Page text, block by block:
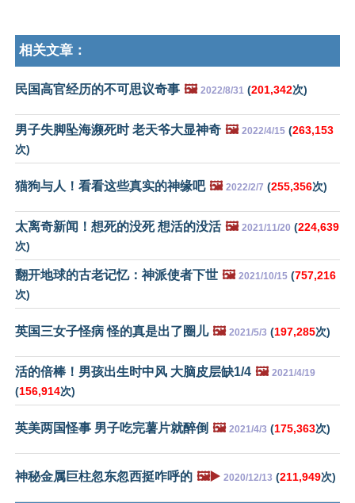
相关文章：
民国高官经历的不可思议奇事 🖼️ 2022/8/31 (201,342次)
男子失脚坠海濒死时 老天爷大显神奇 🖼️ 2022/4/15 (263,153
次)
猫狗与人！看看这些真实的神缘吧 🖼️ 2022/2/7 (255,356次)
太离奇新闻！想死的没死 想活的没活 🖼️ 2021/11/20 (224,639
次)
翻开地球的古老记忆：神派使者下世 🖼️ 2021/10/15 (757,216
次)
英国三女子怪病 怪的真是出了圈儿 🖼️ 2021/5/3 (197,285次)
活的倍棒！男孩出生时中风 大脑皮层缺1/4 🖼️ 2021/4/19
(156,914次)
英美两国怪事 男子吃完薯片就醉倒 🖼️ 2021/4/3 (175,363次)
神秘金属巨柱忽东忽西挺咋呼的 🖼️▶️ 2020/12/13 (211,949次)